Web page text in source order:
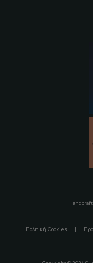
Copyright ©2026
Πολιτική Cookies